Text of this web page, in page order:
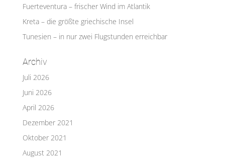
Fuerteventura – frischer Wind im Atlantik
Kreta – die größte griechische Insel
Tunesien – in nur zwei Flugstunden erreichbar
Archiv
Juli 2026
Juni 2026
April 2026
Dezember 2021
Oktober 2021
August 2021